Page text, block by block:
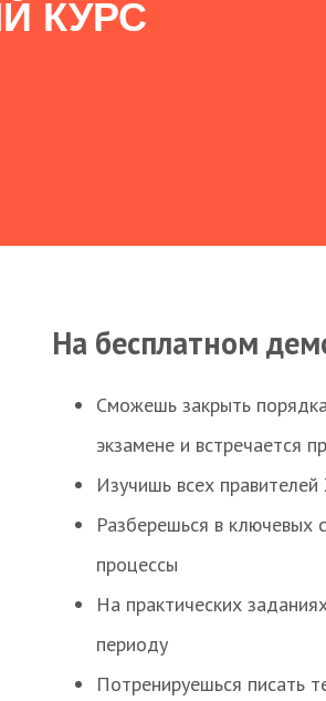
КУРС
На бесплатном
Сможешь закрыть
экзамене и встречается
Изучишь всех правителей
Разберешься в ключевых
процессы
На практических
периоду
Потренируешься писать